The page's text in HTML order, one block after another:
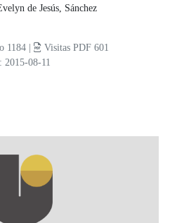
de Jesús, Sánchez
1184 |
Visitas PDF 601
2015-08-11